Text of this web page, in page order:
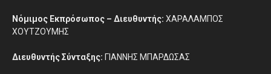
Νόμιμος Εκπρόσωπος – Διευθυντής: ΧΑΡΑΛΑΜΠΟΣ
ΧΟΥΤΖΟΥΜΗΣ
Διευθυντής Σύνταξης: ΓΙΑΝΝΗΣ ΜΠΑΡΔΩΣΑΣ